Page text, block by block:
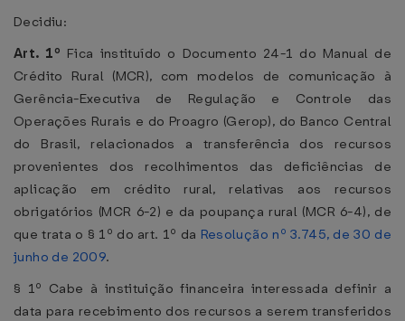
Decidiu:
Art. 1º Fica instituído o Documento 24-1 do Manual de
Crédito Rural (MCR), com modelos de comunicação à
Gerência-Executiva de Regulação e Controle das
Operações Rurais e do Proagro (Gerop), do Banco Central
do Brasil, relacionados a transferência dos recursos
provenientes dos recolhimentos das deficiências de
aplicação em crédito rural, relativas aos recursos
obrigatórios (MCR 6-2) e da poupança rural (MCR 6-4), de
que trata o § 1º do art. 1º da Resolução nº 3.745, de 30 de
junho de 2009.
§ 1º Cabe à instituição financeira interessada definir a
data para recebimento dos recursos a serem transferidos